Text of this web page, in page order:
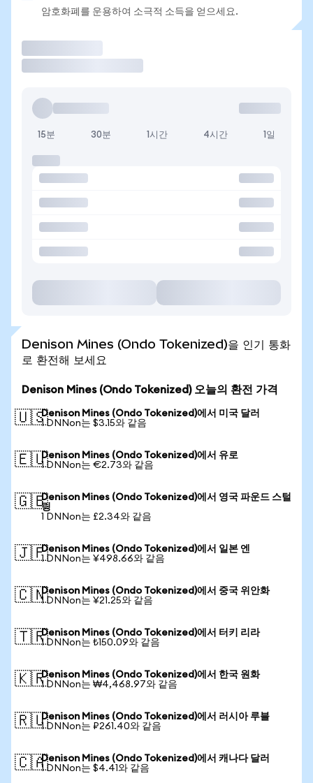
암호화폐를 운용하여 소극적 소득을 얻으세요.
15분 30분 1시간 4시간 1일
Denison Mines (Ondo Tokenized)을 인기 통화
로 환전해 보세요
Denison Mines (Ondo Tokenized) 오늘의 환전 가격
🇺🇸Denison Mines (Ondo Tokenized)에서 미국 달러
1 DNNon는 $3.15와 같음
🇪🇺Denison Mines (Ondo Tokenized)에서 유로
1 DNNon는 €2.73와 같음
🇬🇧Denison Mines (Ondo Tokenized)에서 영국 파운드 스털
링
1 DNNon는 £2.34와 같음
🇯🇵Denison Mines (Ondo Tokenized)에서 일본 엔
1 DNNon는 ¥498.66와 같음
🇨🇳Denison Mines (Ondo Tokenized)에서 중국 위안화
1 DNNon는 ¥21.25와 같음
🇹🇷Denison Mines (Ondo Tokenized)에서 터키 리라
1 DNNon는 ₺150.09와 같음
🇰🇷Denison Mines (Ondo Tokenized)에서 한국 원화
1 DNNon는 ₩4,468.97와 같음
🇷🇺Denison Mines (Ondo Tokenized)에서 러시아 루블
1 DNNon는 ₽261.40와 같음
🇨🇦Denison Mines (Ondo Tokenized)에서 캐나다 달러
1 DNNon는 $4.41와 같음